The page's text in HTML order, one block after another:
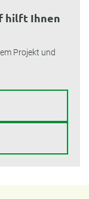
hilft Ihnen
Projekt und